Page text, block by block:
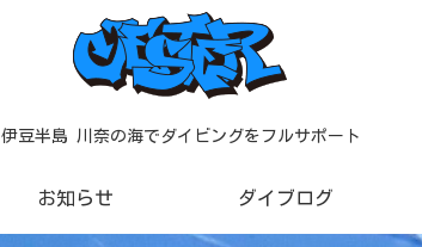
伊豆半島 川奈の海でダイビングをフルサポート
お知らせ ダイブログ